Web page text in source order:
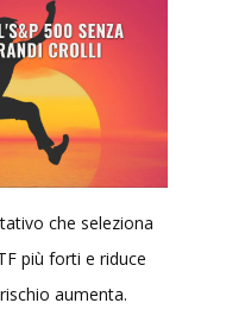
che seleziona
più forti e riduce
aumenta.